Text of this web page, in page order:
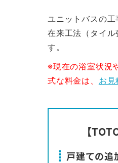
ユニットバスの工
在来工法（タイ
す。
※現在の浴室状況
式な料金は、 お
【
戸建ての追